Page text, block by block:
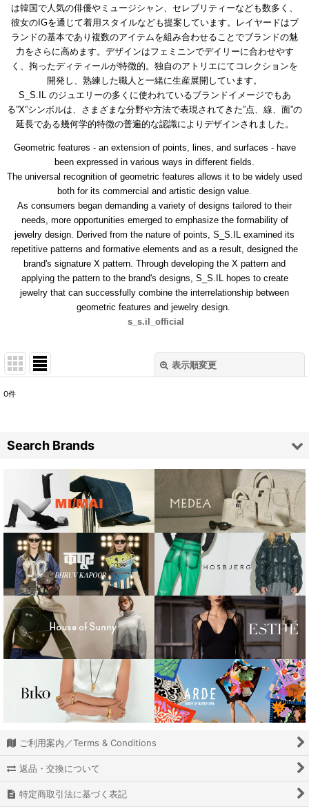
は韓国で人気の俳優やミュージシャン、セレブリティーなども数多く、
彼女のIGを通じて着用スタイルなども提案しています。レイヤードはブ
ランドの基本であり複数のアイテムを組み合わせることでブランドの魅
力をさらに高めます。デザインはフェミニンでデイリーに合わせやす
く、拘ったディティールが特徴的。独自のアトリエにてコレクションを
開発し、熟練した職人と一緒に生産展開しています。
S_S.IL のジュエリーの多くに使われているブランドイメージでもあ
る”X”シンボルは、さまざまな分野や方法で表現されてきた”点、線、面”の
延長である幾何学的特徴の普遍的な認識によりデザインされました。
Geometric features - an extension of points, lines, and surfaces - have
been expressed in various ways in different fields.
The universal recognition of geometric features allows it to be widely used
both for its commercial and artistic design value.
As consumers began demanding a variety of designs tailored to their
needs, more opportunities emerged to emphasize the formability of
jewelry design. Derived from the nature of points, S_S.IL examined its
repetitive patterns and formative elements and as a result, designed the
brand's signature X pattern. Through developing the X pattern and
applying the pattern to the brand's designs, S_S.IL hopes to create
jewelry that can successfully combine the interrelationship between
geometric features and jewelry design.
s_s.il_official
表示順変更
並び順:
0件
Search Brands
ARTHUR
ANOTHER GIRL
BIKO
BLOSSOM H COMPANY
Bone from Rock
Celeste Burgoyne
CHIMI EYEWEAR
DAMSON MADDER
determ;
DHRUV KAPOOR
DIENEE
ご利用案内／Terms & Conditions
返品・交換について
特定商取引法に基づく表記